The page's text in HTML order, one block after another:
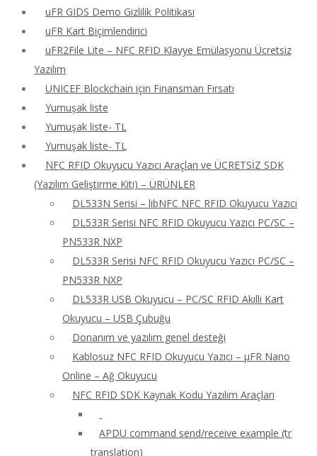
uFR GIDS Demo Gizlilik Politikası
uFR Kart Biçimlendirici
uFR2File Lite – NFC RFID Klavye Emülasyonu Ücretsiz
Yazılım
UNICEF Blockchain için Finansman Fırsatı
Yumuşak liste
Yumuşak liste- TL
Yumuşak liste- TL
NFC RFID Okuyucu Yazıcı Araçları ve ÜCRETSİZ SDK
(Yazılım Geliştirme Kiti) – ÜRÜNLER
DL533N Serisi – libNFC NFC RFID Okuyucu Yazıcı
DL533R Serisi NFC RFID Okuyucu Yazıcı PC/SC –
PN533R NXP
DL533R Serisi NFC RFID Okuyucu Yazıcı PC/SC –
PN533R NXP
DL533R USB Okuyucu – PC/SC RFID Akıllı Kart
Okuyucu – USB Çubuğu
Donanım ve yazılım genel desteği
Kablosuz NFC RFID Okuyucu Yazıcı – μFR Nano
Online – Ağ Okuyucu
NFC RFID SDK Kaynak Kodu Yazılım Araçları
APDU command send/receive example (tr
translation)